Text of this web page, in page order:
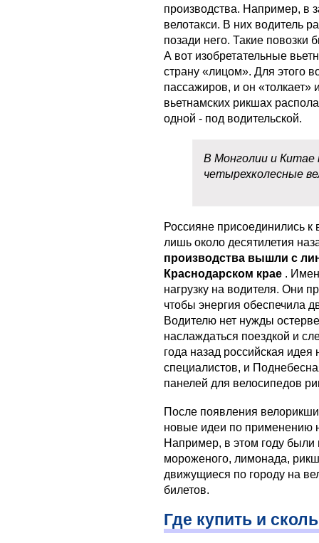
производства. Например, в
велотакси. В них водитель
позади него. Такие
А вот изобретательные
страну «лицом». Для этого
пассажиров, и он «толкает»
вьетнамских рикшах
одной - под водительской.
В Монголии и Китае
четырехколесные
Россияне присоединились
лишь около десятилетия
производства вышли с
Краснодарском крае .
нагрузку на водителя. Они
чтобы энергия обеспечила
Водителю нет нужды
наслаждаться поездкой и
года назад российская
специалистов, и
панелей для велосипедов
После появления
новые идеи по применению
Например, в этом году
мороженого, лимонада,
движущиеся по городу на
билетов.
Где купить и